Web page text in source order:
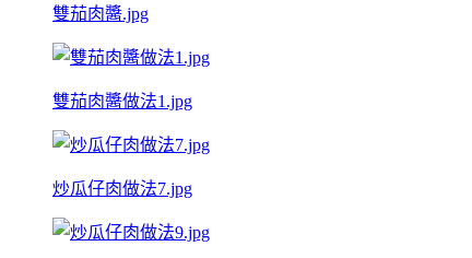
雙茄肉醬.jpg
雙茄肉醬做法1.jpg
炒瓜仔肉做法7.jpg